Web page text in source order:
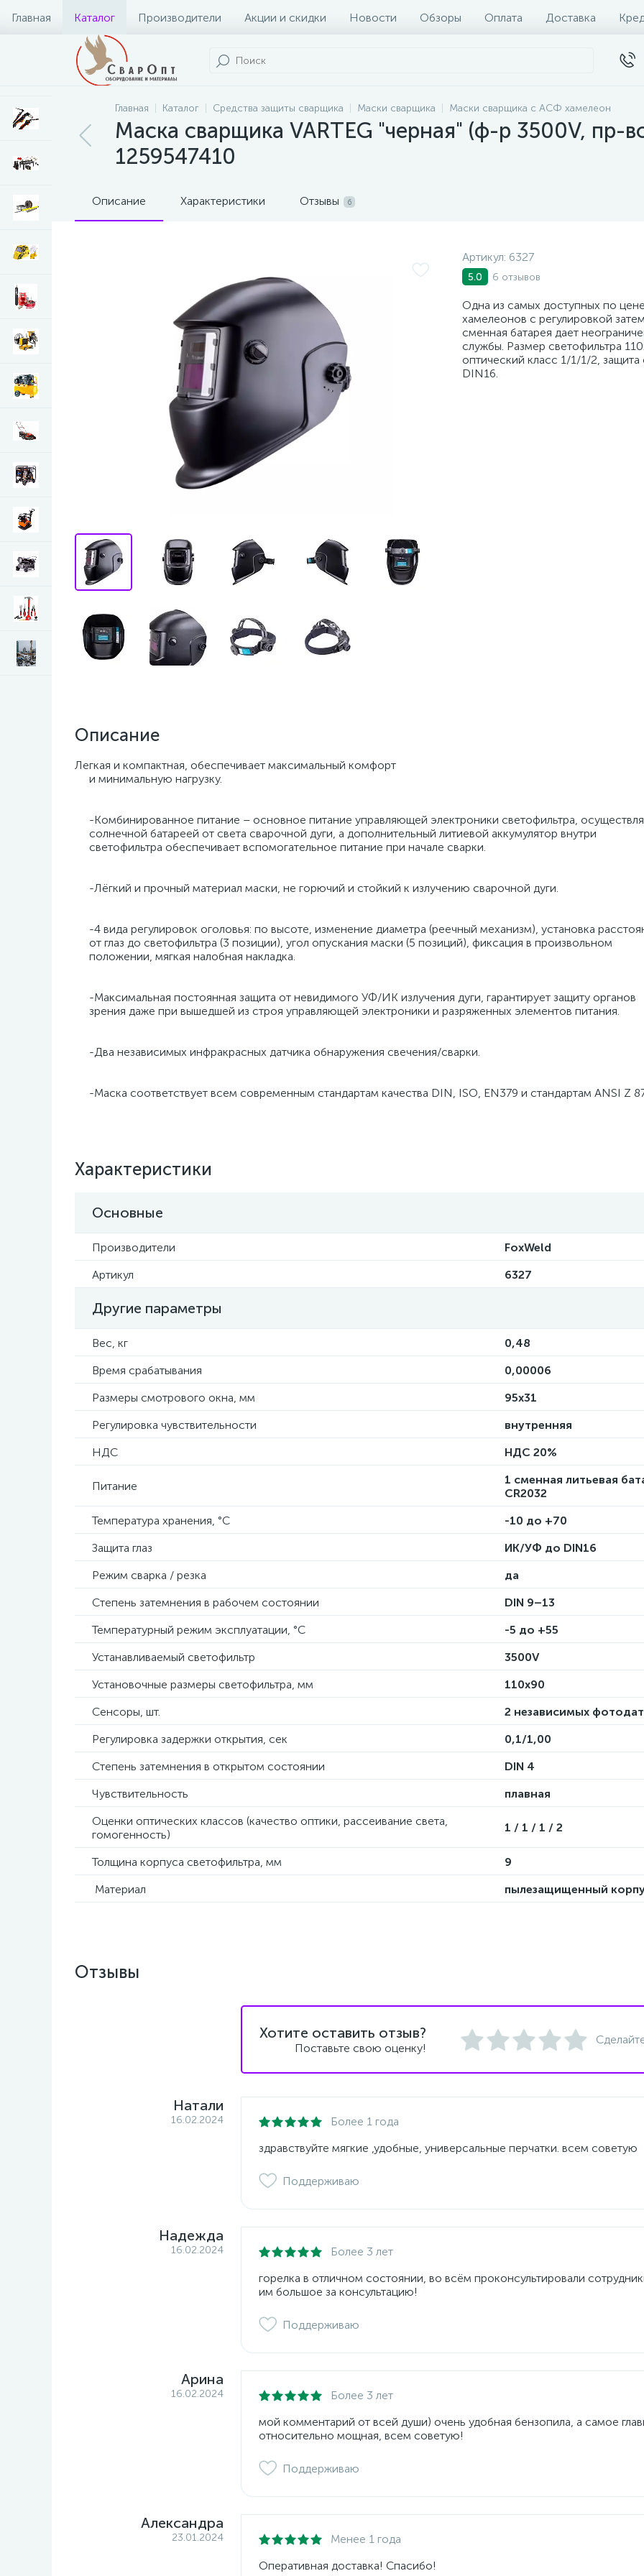
Главная Каталог Производители Акции и скидки Новости Обзоры Оплата Доставка
Главная Каталог Средства защиты сварщика Маски сварщика Маски сварщика с АСФ хамелеон
Маска сварщика VARTEG "черная" (ф-р 3500V, пр-
1259547410
Описание Характеристики Отзывы 6
Артикул: 6327
5.0 6 отзывов
Одна из самых доступных по
хамелеонов с регулировкой
сменная батарея дает
службы. Размер светофильтра
оптический класс 1/1/1/2,
DIN16.
Описание
Легкая и компактная, обеспечивает максимальный комфорт
и минимальную нагрузку.
-Комбинированное питание – основное питание управляющей электроники светофильтра,
солнечной батареей от света сварочной дуги, а дополнительный литиевой аккумулятор внутри
светофильтра обеспечивает вспомогательное питание при начале сварки.
-Лёгкий и прочный материал маски, не горючий и стойкий к излучению сварочной дуги.
-4 вида регулировок оголовья: по высоте, изменение диаметра (реечный механизм), установка
от глаз до светофильтра (3 позиции), угол опускания маски (5 позиций), фиксация в произвольном
положении, мягкая налобная накладка.
-Максимальная постоянная защита от невидимого УФ/ИК излучения дуги, гарантирует защиту органов
зрения даже при вышедшей из строя управляющей электроники и разряженных элементов питания.
-Два независимых инфракрасных датчика обнаружения свечения/сварки.
-Маска соответствует всем современным стандартам качества DIN, ISO, EN379 и стандартам ANSI Z
Характеристики
Основные
Производители
FoxWeld
Артикул
6327
Другие параметры
Вес, кг
0,48
Время срабатывания
0,00006
Размеры смотрового окна, мм
95х31
Регулировка чувствительности
внутренняя
НДС
НДС 20%
Питание
1 сменная литьевая
CR2032
Температура хранения, °C
-10 до +70
Защита глаз
ИК/УФ до DIN16
Режим сварка / резка
да
Степень затемнения в рабочем состоянии
DIN 9–13
Температурный режим эксплуатации, °C
-5 до +55
Устанавливаемый светофильтр
3500V
Установочные размеры светофильтра, мм
110х90
Сенсоры, шт.
2 независимых
Регулировка задержки открытия, сек
0,1/1,00
Степень затемнения в открытом состоянии
DIN 4
Чувствительность
плавная
Оценки оптических классов (качество оптики, рассеивание света,
гомогенность)
1 / 1 / 1 / 2
Толщина корпуса светофильтра, мм
9
Материал
пылезащищенный
Отзывы
Хотите оставить отзыв?
Поставьте свою оценку!
Натали
16.02.2024
Более 1 года
здравствуйте мягкие ,удобные, универсальные перчатки. всем советую
Поддерживаю
Надежда
16.02.2024
Более 3 лет
горелка в отличном состоянии, во всём проконсультировали
им большое за консультацию!
Поддерживаю
Арина
16.02.2024
Более 3 лет
мой комментарий от всей души) очень удобная бензопила, а самое
относительно мощная, всем советую!
Поддерживаю
Александра
23.01.2024
Менее 1 года
Оперативная доставка! Спасибо!